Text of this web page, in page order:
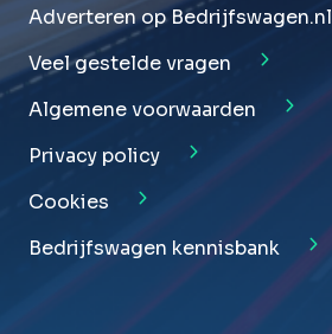
Adverteren op Bedrijfswagen.nl
Veel gestelde vragen
Algemene voorwaarden
Privacy policy
Cookies
Bedrijfswagen kennisbank